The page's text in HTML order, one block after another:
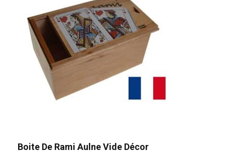
Boite De Rami Aulne Vide Décor